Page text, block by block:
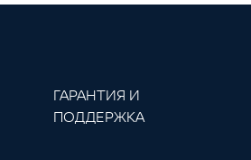
ГАРАНТИЯ И
ПОДДЕРЖКА